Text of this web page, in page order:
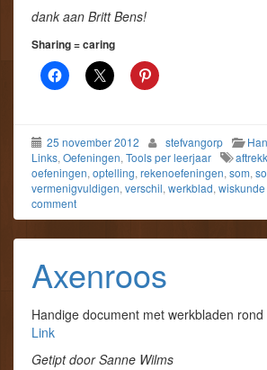
dank aan Britt Bens!
Sharing = caring
25 november 2012 stefvangorp
Links,Oefeningen,Tools per leerjaar
oefeningen,optelling,rekenoefeningen,som,
vermenigvuldigen,verschil,werkblad,wiskunde
comment
Axenroos
Handige document met werkbladen
Link
Getipt door Sanne Wilms